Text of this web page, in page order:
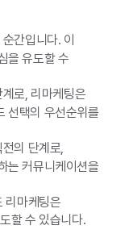
간입니다. 이
을 유도할 수
로, 리마케팅은
선택의 우선순위를
의 단계로,
는 커뮤니케이션을
리마케팅은
할 수 있습니다.